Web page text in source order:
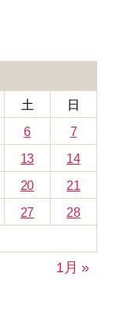
土
日
6
7
13
14
20
21
27
28
1月 »